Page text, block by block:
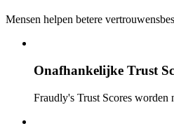
Mensen helpen betere
Onafhankelijke Trust
Fraudly's Trust Scores worden